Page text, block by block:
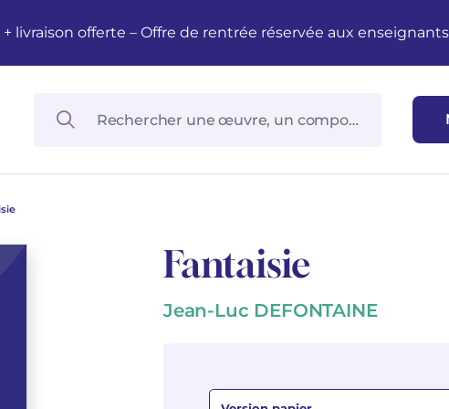
livraison offerte – Offre de rentrée réservée aux
Fantaisie
Jean-Luc DEFONTAINE